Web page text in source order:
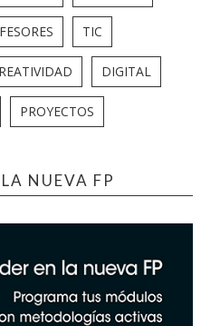
TIC
DIGITAL
PROYECTOS
NUEVA FP